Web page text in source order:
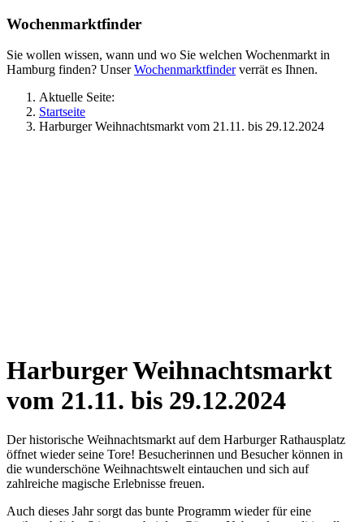
Wochenmarktfinder
Sie wollen wissen, wann und wo Sie welchen Wochenmarkt in
Hamburg finden? UnserWochenmarktfinderverrät es Ihnen.
Aktuelle Seite:
Startseite
Harburger Weihnachtsmarkt vom 21.11. bis 29.12.2024
Harburger Weihnachtsmarkt
vom 21.11. bis 29.12.2024
Der historische Weihnachtsmarkt auf dem Harburger Rathausplatz
öffnet wieder seine Tore! Besucherinnen und Besucher können in
die wunderschöne Weihnachtswelt eintauchen und sich auf
zahlreiche magische Erlebnisse freuen.
Auch dieses Jahr sorgt das bunte Programm wieder für eine